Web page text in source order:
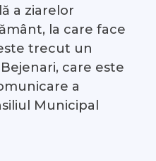
a ziarelor
la care face
trecut un
care este
a
Municipal